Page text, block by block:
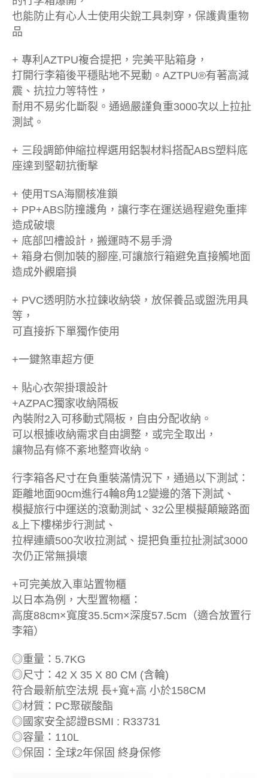
也能防止有心人士使用尖銳工具刺穿，保護貴重物
品
+ 專利AZTPU複合提把，完美平貼箱身，
打開行李箱後平穩貼地不晃動。AZTPU®有著高減
震、抗拉力等特性，
耐用不易劣化斷裂。通過嚴謹負重3000次以上拉扯
測試。
+ 三段調節伸縮拉桿選用鋁製材料搭配ABS塑料底
座達到堅韌抗衝擊
+ 使用TSA海關核准鎖
+ PP+ABS防撞護角，讓行李在運送過程避免重摔
造成破壞
+ 底部凹槽設計，搬運時不易手滑
+ 箱身右側加裝的腳座,可讓旅行箱避免直接觸地面
造成外觀磨損
+ PVC透明防水拉鍊收納袋，放保養品或盥洗用具
等，
可直接拆下單獨作使用
+一鍵煞車超方便
+ 貼心衣架掛環設計
+AZPAC獨家收納隔板
內裝附2入可移動式隔板，自由分配收納。
可以根據收納需求自由調整，或完全取出，
讓物品有條不紊地整齊收納。
行李箱各尺寸在負重裝滿情況下，通過以下測試：
距離地面90cm進行4輪8角12變邊的落下測試、
模擬旅行中運送的滾動測試、32公里模擬顛簸路面
&上下樓梯步行測試、
拉桿連續500次收拉測試、提把負重拉扯測試3000
次仍正常無損壞
+可完美放入車站置物櫃
以日本為例，大型置物櫃：
高度88cm×寬度35.5cm×深度57.5cm（適合放置行
李箱）
◎重量：5.7KG
◎尺寸：42 X 35 X 80 CM (含輪)
符合最新航空法規 長+寬+高 小於158CM
◎材質：PC聚碳酸酯
◎國家安全認證BSMI : R33731
◎容量：110L
◎保固：全球2年保固 終身保修